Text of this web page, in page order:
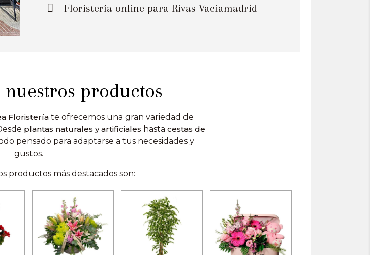
Floristería online para Rivas Vaciamadrid
productos
Floristería te ofrecemos una gran variedad de
plantas naturales y artificialeshasta cestas de
pensado para adaptarse a tus necesidades y
gustos.
productos más destacados son: